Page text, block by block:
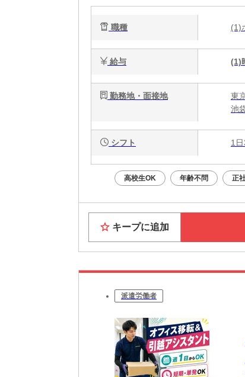
職種 (1)
給与 (1)
勤務地・面接地
東
池
シフト 1
高校生OK 年齢不問 正
キープに追加
派遣労働者